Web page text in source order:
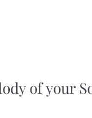
of your